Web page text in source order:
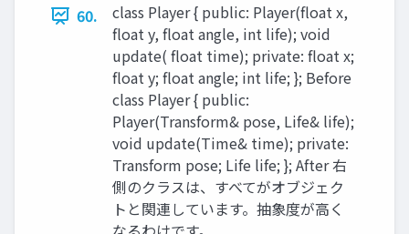
60.
class Player { public: Player(float x,
float y, float angle, int life); void
update( float time); private: float x;
float y; float angle; int life; }; Before
class Player { public:
Player(Transform& pose, Life& life);
void update(Time& time); private:
Transform pose; Life life; }; After 右
側のクラスは、すべてがオブジェク
トと関連しています。抽象度が高く